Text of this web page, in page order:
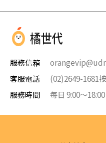
服務信箱
客服電話
(02)2649-1681
服務時間
每日 9:00～18:00